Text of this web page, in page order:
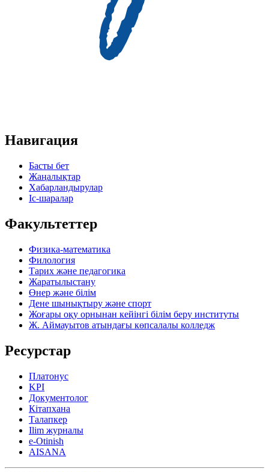
Навигация
Басты бет
Жаңалықтар
Хабарландырулар
Іс-шаралар
Факультеттер
Физика-математика
Филология
Тарих және педагогика
Жаратылыстану
Өнер және білім
Дене шынықтыру және спорт
Жоғары оқу орнынан кейінгі білім беру институты
Ж. Аймауытов атындағы көпсалалы колледж
Ресурстар
Платонус
KPI
Документолог
Кітапхана
Талапкер
Ilim журналы
e-Otinish
AISANA